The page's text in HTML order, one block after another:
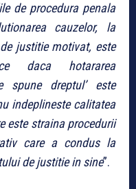
de procedura penala
cauzelor, la
justitie motivat, este
daca hotararea
spune dreptul’ este
indeplineste calitatea
este straina procedurii
care a condus la
de justitie in sine”.